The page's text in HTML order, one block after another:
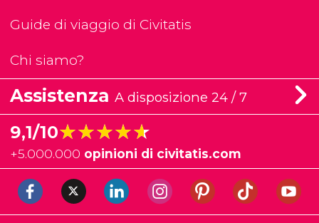
Guide di viaggio di Civitatis
Chi siamo?
Assistenza A disposizione 24 / 7
9,1/10★★★★★
★★★★★
+5.000.000 opinioni di civitatis.com